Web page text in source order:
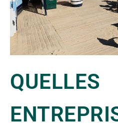
QUELLES